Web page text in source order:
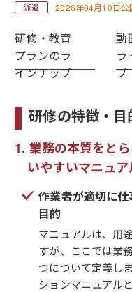
2026年04月10日公
研修・教育
プランのラ
インナップ
動
ラ
プ
研修の特徴・目
業務の本質をと
いやすいマニュ
作業者が適切に
目的
マニュアルは、用
すが、ここでは業
つについて定義し
ションマニュアル